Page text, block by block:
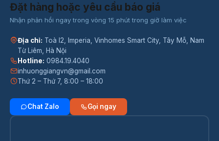
Đặt hàng hoặc yêu cầu báo giá
Nhận phản hồi ngay trong vòng 15 phút trong giờ làm việc
Địa chỉ: Toà I2, Imperia, Vinhomes Smart City, Tây Mỗ, Nam
Từ Liêm, Hà Nội
Hotline: 0984.19.4040
inhuonggiangvn@gmail.com
Thứ 2 – Thứ 7, 8:00 – 18:00
Chat Zalo Gọi ngay